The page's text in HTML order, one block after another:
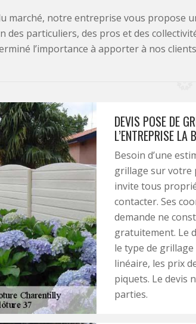
marché, notre entreprise vous propose
des particuliers, des pros et des
l’importance à apporter à nos
DEVIS POSE DE
L’ENTREPRISE LA
Besoin d’une
grillage sur votre
invite tous
contacter. Ses
demande ne
gratuitement. Le
le type de
linéaire, les prix
piquets. Le devis
parties.